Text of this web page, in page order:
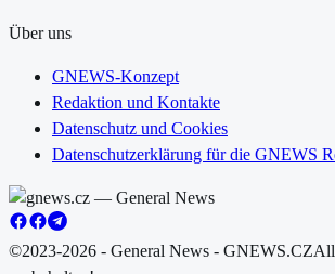
Über uns
GNEWS-Konzept
Redaktion und Kontakte
Datenschutz und Cookies
Datenschutzerklärung für die GNEWS
©2023-2026 - General News - GNEWS.CZ